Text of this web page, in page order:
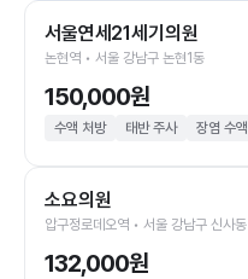
서울연세21세기의원
논현역 • 서울 강남구 논현1동
150,000원
수액 처방 태반 주사 장염 수액
소요의원
압구정로데오역 • 서울 강남구 신사동
132,000원